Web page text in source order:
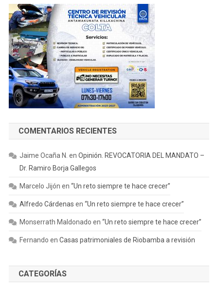
COMENTARIOS RECIENTES
Jaime Ocaña N. en Opinión. REVOCATORIA DEL MANDATO –
Dr. Ramiro Borja Gallegos
Marcelo Jijón en “Un reto siempre te hace crecer”
Alfredo Cárdenas en “Un reto siempre te hace crecer”
Monserrath Maldonado en “Un reto siempre te hace crecer”
Fernando en Casas patrimoniales de Riobamba a revisión
CATEGORÍAS